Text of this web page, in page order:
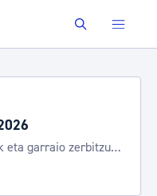
Buscar
eta garraio zerbitzu